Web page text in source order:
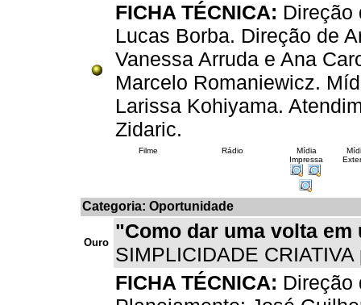
FICHA TÉCNICA: Direção
Lucas Borba. Direção de
Vanessa Arruda e Ana
Marcelo Romaniewicz.
Larissa Kohiyama.
Zidaric.
Filme Rádio
Mídia
Impressa
Categoria: Oportunidade
Ouro
"Como dar uma volta
SIMPLICIDADE
FICHA TÉCNICA: Direção